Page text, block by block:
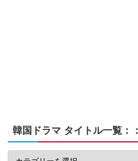
韓国ドラマ タイトル一覧：：